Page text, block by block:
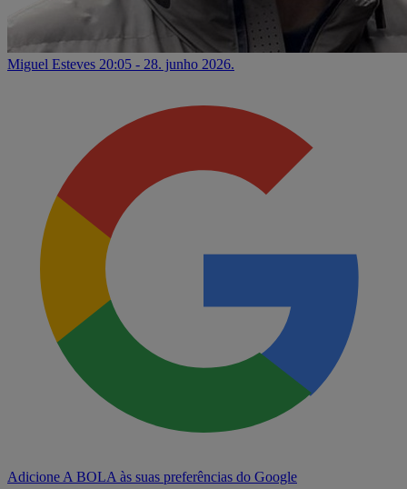
Miguel Esteves 20:05 - 28. junho 2026.
Adicione A BOLA às suas preferências do Google